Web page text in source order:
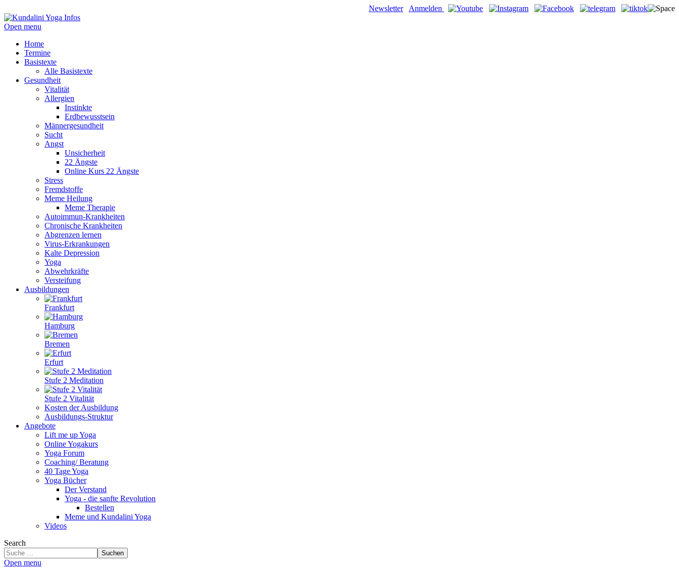
Newsletter Anmelden
Open menu
Home
Termine
Basistexte
Alle Basistexte
Gesundheit
Vitalität
Allergien
Instinkte
Erdbewusstsein
Männergesundheit
Sucht
Angst
Unsicherheit
22 Ängste
Online Kurs 22 Ängste
Stress
Fremdstoffe
Meme Heilung
Meme Therapie
Autoimmun-Krankheiten
Chronische Krankheiten
Abgrenzen lernen
Virus-Erkrankungen
Kalte Depression
Yoga
Abwehrkräfte
Versteifung
Ausbildungen
Frankfurt
Hamburg
Bremen
Erfurt
Stufe 2 Meditation
Stufe 2 Vitalität
Kosten der Ausbildung
Ausbildungs-Struktur
Angebote
Lift me up Yoga
Online Yogakurs
Yoga Forum
Coaching/ Beratung
40 Tage Yoga
Yoga Bücher
Der Verstand
Yoga - die sanfte Revolution
Bestellen
Meme und Kundalini Yoga
Videos
Search
Suchen
Open menu